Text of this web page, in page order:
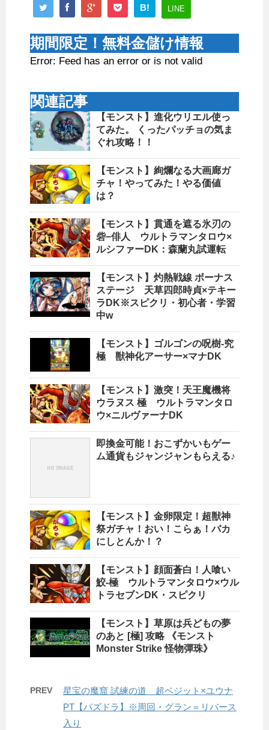
B! LINE
期間限定！無料金儲け情報
Error: Feed has an error or is not valid
関連記事
【モンスト】進化ウリエル使っ
てみた。 くったパッチョの気ま
ぐれ攻略！！
【モンスト】絢爛なる大画廊ガ
チャ！やってみた！やる価値
は？
【モンスト】貫通を遮る氷刃の
砦−俳人 ウルトラマンタロウ×
ルシファーDK：森蘭丸試運転
【モンスト】灼熱戦線 ボーナス
ステージ 天草四郎時貞×テキー
ラDK※スピクリ・初心者・学習
中w
【モンスト】ゴルゴンの呪樹-究
極 獣神化アーサー×マナDK
【モンスト】激突！天王魔機将
ウラヌス 極 ウルトラマンタロ
ウ×ニルヴァーナDK
即換金可能！おこずかいもゲー
ム通貨もジャンジャンもらえる♪
【モンスト】金卵限定！超獣神
祭ガチャ！おい！こらぁ！バカ
にしとんか！？
【モンスト】顔面蒼白！人喰い
鮫-極 ウルトラマンタロウ×ウル
トラセブンDK・スピクリ
【モンスト】草原は兵どもの夢
のあと [極] 攻略 《モンスト
Monster Strike 怪物彈珠》
PREV
星宝の魔窟 試練の道 超ベジット×ユウナ
PT【パズドラ】※周回・グラン＝リバース
入り